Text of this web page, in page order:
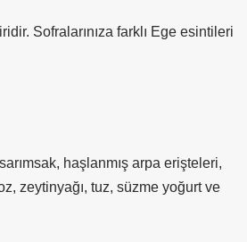
Sofralarınıza farklı Ege esintileri
haşlanmış arpa erişteleri,
zeytinyağı, tuz, süzme yoğurt ve